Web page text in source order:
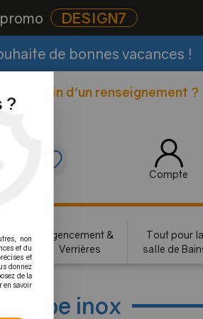
DESIGN7
de bonnes vacances !
Besoin d'un renseignement ?
Compte
Agencement &
Verrières
Tout pour la
salle de
tube inox
?
non
et du
et
donnez
de la
en savoir